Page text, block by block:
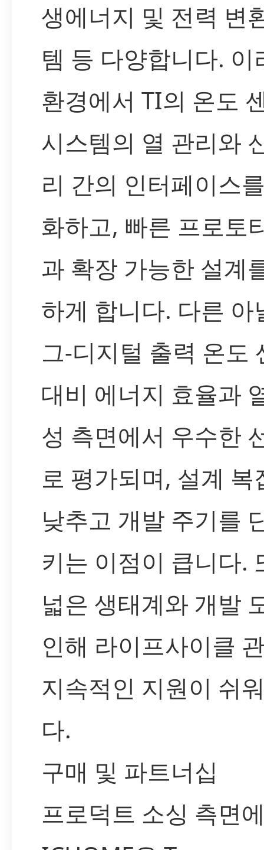
생에너지 및 전력 변
템 등 다양합니다. 이
환경에서 TI의 온도
시스템의 열 관리와
리 간의 인터페이스
화하고, 빠른 프로토
과 확장 가능한 설계
하게 합니다. 다른 아
그-디지털 출력 온도
대비 에너지 효율과
성 측면에서 우수한
로 평가되며, 설계 복
낮추고 개발 주기를
키는 이점이 큽니다.
넓은 생태계와 개발
인해 라이프사이클
지속적인 지원이 쉬
다.
구매 및 파트너십
프로덕트 소싱 측면